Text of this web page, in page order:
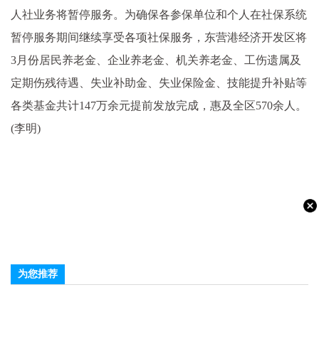
人社业务将暂停服务。为确保各参保单位和个人在社保系统
暂停服务期间继续享受各项社保服务，东营港经济开发区将
3月份居民养老金、企业养老金、机关养老金、工伤遗属及
定期伤残待遇、失业补助金、失业保险金、技能提升补贴等
各类基金共计147万余元提前发放完成，惠及全区570余人。
(李明)
为您推荐